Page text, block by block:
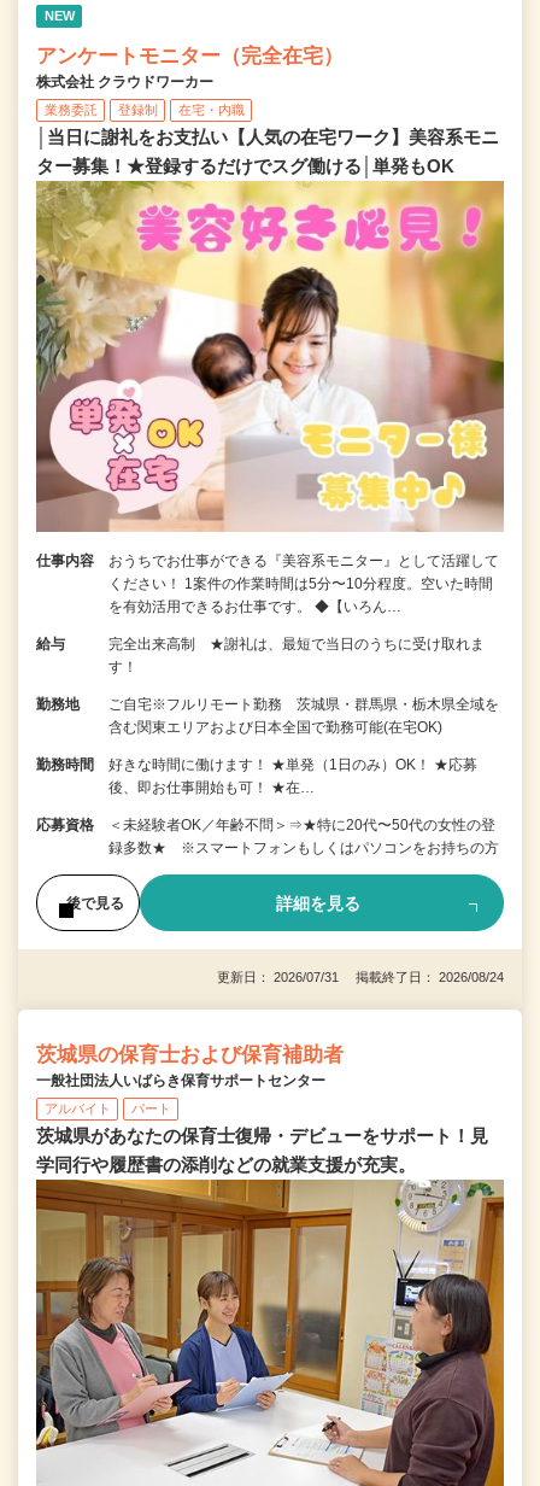
NEW
アンケートモニター（完全在宅）
株式会社 クラウドワーカー
業務委託 登録制 在宅・内職
│当日に謝礼をお支払い【人気の在宅ワーク】美容系モニ
ター募集！★登録するだけでスグ働ける│単発もOK
仕事内容
おうちでお仕事ができる『美容系モニター』として活躍して
ください！ 1案件の作業時間は5分〜10分程度。空いた時間
を有効活用できるお仕事です。 ◆【いろん…
給与
完全出来高制 ★謝礼は、最短で当日のうちに受け取れま
す！
勤務地
ご自宅※フルリモート勤務 茨城県・群馬県・栃木県全域を
含む関東エリアおよび日本全国で勤務可能(在宅OK)
勤務時間
好きな時間に働けます！ ★単発（1日のみ）OK！ ★応募
後、即お仕事開始も可！ ★在…
応募資格
＜未経験者OK／年齢不問＞⇒★特に20代〜50代の女性の登
録多数★ ※スマートフォンもしくはパソコンをお持ちの方
後で見る 詳細を見る
更新日： 2026/07/31 掲載終了日： 2026/08/24
茨城県の保育士および保育補助者
一般社団法人いばらき保育サポートセンター
アルバイト パート
茨城県があなたの保育士復帰・デビューをサポート！見
学同行や履歴書の添削などの就業支援が充実。